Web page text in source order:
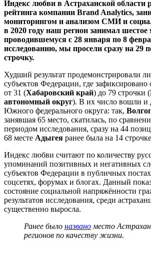
Индекс любви в Астраханской области
рейтинга компании Brand Analytics,
мониторингом и анализом СМИ и
в 2020 году наш регион занимал шестое
проводившемуся с 28 января по 8
исследованию, мы просели сразу на 29
строчку.
Худший результат продемонстрировали
субъектов Федерации, где
от 31 (Хабаровский край) до 79 строчки (
автономный округ). В их число вошли и
Южного федерального округа: так,
занявшая 65 место, скатилась, по
периодом исследования, сразу на 44
68 месте Адыгея ранее была на 14
Индекс любви считают по количеству
упоминаний позитивных и негативных
субъектов Федерации в публичных
соцсетях, форумах и блогах. Данный
состояние социальной напряжённости
результатов исследования, среди
существенно выросла.
Ранее было названо место
регионов по качеству жизни.